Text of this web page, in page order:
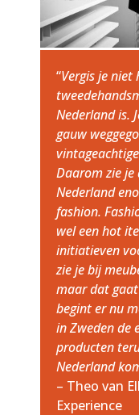
“Vergis je niet
Nederland is.
gauw
Daarom zie
Nederland
fashion.
wel een hot
initiatieven
zie je bij
maar dat
begint er nu
in Zweden de
producten
Nederland
– Theo van
Experience